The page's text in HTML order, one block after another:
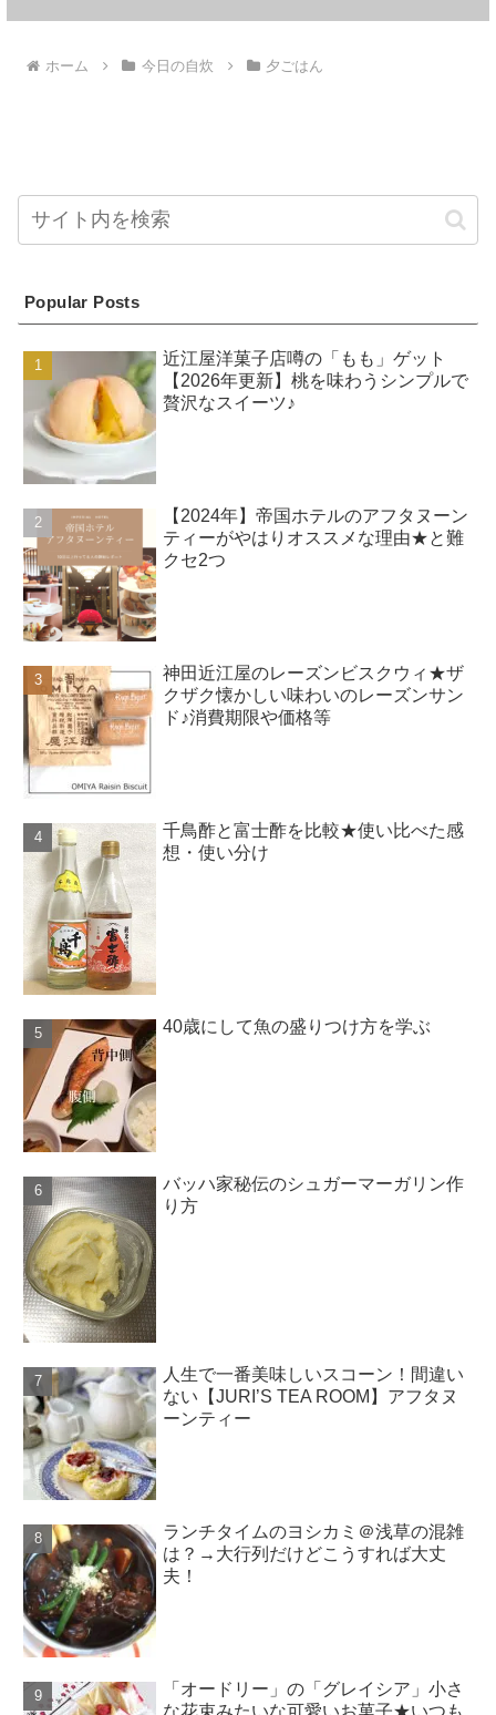
ホーム 今日の自炊 夕ごはん
Popular Posts
近江屋洋菓子店噂の「もも」ゲット
【2026年更新】桃を味わうシンプルで
贅沢なスイーツ♪
【2024年】帝国ホテルのアフタヌーン
ティーがやはりオススメな理由★と難
クセ2つ
神田近江屋のレーズンビスクウィ★ザ
クザク懐かしい味わいのレーズンサン
ド♪消費期限や価格等
千鳥酢と富士酢を比較★使い比べた感
想・使い分け
40歳にして魚の盛りつけ方を学ぶ
バッハ家秘伝のシュガーマーガリン作
り方
人生で一番美味しいスコーン！間違い
ない【JURI’S TEA ROOM】アフタヌ
ーンティー
ランチタイムのヨシカミ＠浅草の混雑
は？→大行列だけどこうすれば大丈
夫！
「オードリー」の「グレイシア」小さ
な花束みたいな可愛いお菓子★いつも